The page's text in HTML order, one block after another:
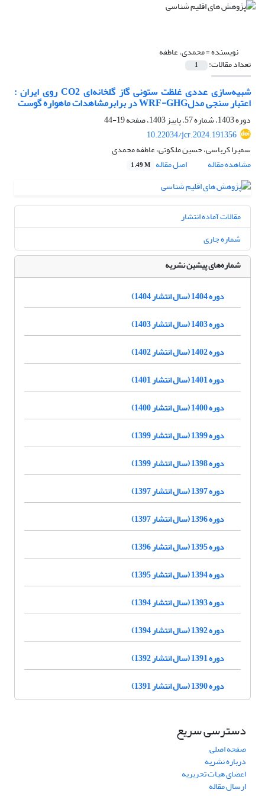
نویسنده =محمدی، عاطفه
تعداد مقالات: 1
شبیه‌سازی‌ عددی غلظت ستونی گاز گلخانه‌ای CO2 روی ایران :
اعتبار سنجی مدلWRF-GHG در برابرمشاهدات ماهواره گوست
دوره 1403، شماره 57، پاییز 1403، صفحه
19-44
10.22034/jcr.2024.191356
سمیرا کرباسی، حسین ملکوتی، عاطفه محمدی
مشاهده مقاله
اصل مقاله 1.49 M
مقالات آماده انتشار
شماره جاری
شماره‌های پیشین نشریه
دوره 1404 (سال انتشار 1404)
دوره 1403 (سال انتشار 1403)
دوره 1402 (سال انتشار 1402)
دوره 1401 (سال انتشار 1401)
دوره 1400 (سال انتشار 1400)
دوره 1399 (سال انتشار 1399)
دوره 1398 (سال انتشار 1399)
دوره 1397 (سال انتشار 1397)
دوره 1396 (سال انتشار 1397)
دوره 1395 (سال انتشار 1396)
دوره 1394 (سال انتشار 1395)
دوره 1393 (سال انتشار 1394)
دوره 1392 (سال انتشار 1394)
دوره 1391 (سال انتشار 1392)
دوره 1390 (سال انتشار 1391)
دسترسی سریع
صفحه اصلی
درباره نشریه
اعضای هیات تحریریه
ارسال مقاله